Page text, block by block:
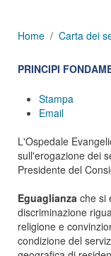
Home Carta dei
PRINCIPI
Stampa
Email
L'Ospedale
sull'erogazione dei
Presidente del
Eguaglianza che si
discriminazione
religione e
condizione del